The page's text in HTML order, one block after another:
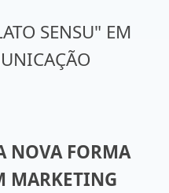
SENSU" EM
NOVA FORMA
MARKETING